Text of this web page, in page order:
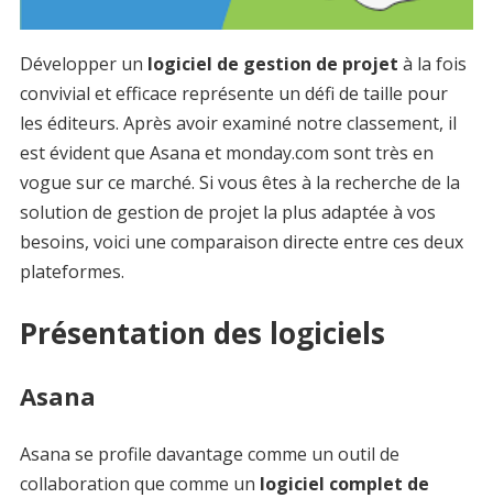
Développer un logiciel de gestion de projet à la fois
convivial et efficace représente un défi de taille pour
les éditeurs. Après avoir examiné notre classement, il
est évident que Asana et monday.com sont très en
vogue sur ce marché. Si vous êtes à la recherche de la
solution de gestion de projet la plus adaptée à vos
besoins, voici une comparaison directe entre ces deux
plateformes.
Présentation des logiciels
Asana
Asana se profile davantage comme un outil de
collaboration que comme un logiciel complet de